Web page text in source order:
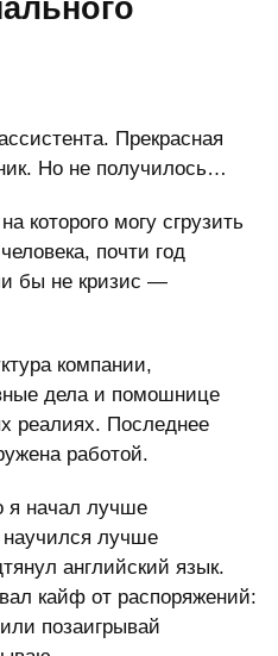
Прекрасная
Но не получилось…
которого могу сгрузить
почти год
бы не кризис —
компании,
дела и помошнице
реалиях. Последнее
работой.
я начал лучше
научился лучше
английский язык.
кайф от распоряжений:
позаигрывай